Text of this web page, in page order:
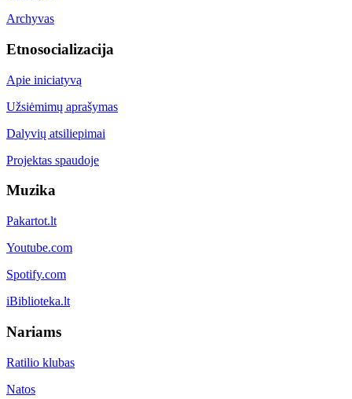
Archyvas
Etnosocializacija
Apie iniciatyvą
Užsiėmimų aprašymas
Dalyvių atsiliepimai
Projektas spaudoje
Muzika
Pakartot.lt
Youtube.com
Spotify.com
iBiblioteka.lt
Nariams
Ratilio klubas
Natos